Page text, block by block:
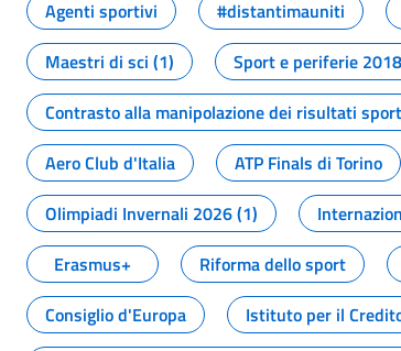
Agenti sportivi
#distantimauniti
Maestri di sci (1)
Sport e periferie 2018
Contrasto alla manipolazione dei risultati
Aero Club d'Italia
ATP Finals di Torino
Olimpiadi Invernali 2026 (1)
Erasmus+
Riforma dello sport
Consiglio d'Europa
Istituto per il